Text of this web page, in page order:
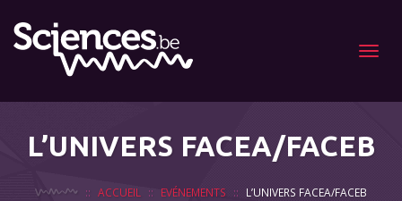
Menu
L’UNIVERS FACEA/FACEB
ACCUEIL EVÉNEMENTS L’UNIVERS FACEA/FACEB